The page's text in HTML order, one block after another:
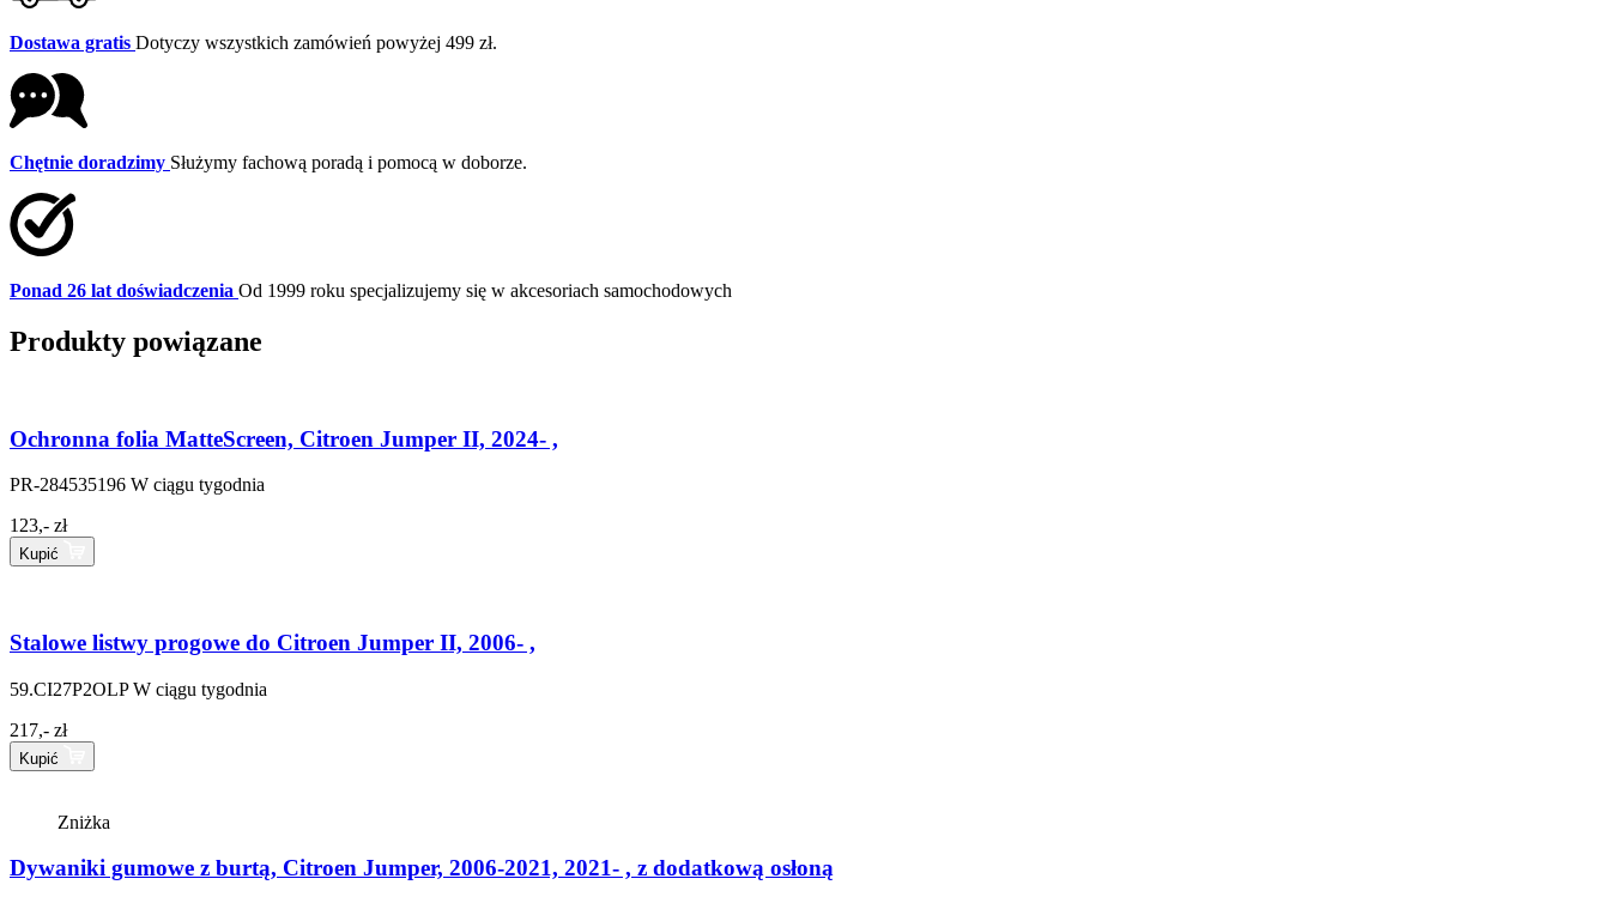
Dostawa gratis Dotyczy wszystkich zamówień powyżej 499 zł.
Chętnie doradzimy Służymy fachową poradą i pomocą w doborze.
Ponad 26 lat doświadczenia Od 1999 roku specjalizujemy się w akcesoriach samochodowych
Produkty powiązane
Ochronna folia MatteScreen, Citroen Jumper II, 2024- ,
PR-284535196 W ciągu tygodnia
123,- zł
Kupić
Stalowe listwy progowe do Citroen Jumper II, 2006- ,
59.CI27P2OLP W ciągu tygodnia
217,- zł
Kupić
Zniżka
Dywaniki gumowe z burtą, Citroen Jumper, 2006-2021, 2021- , z dodatkową osłoną